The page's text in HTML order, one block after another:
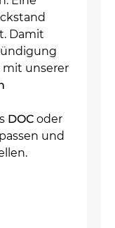
Damit
mit unserer
DOC oder
und